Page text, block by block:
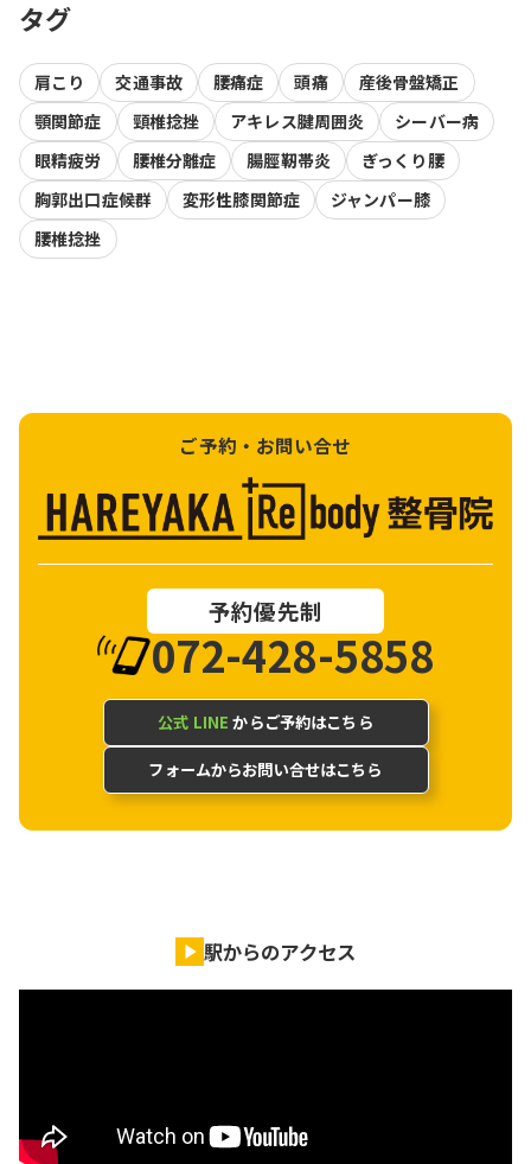
タグ
肩こり 交通事故 腰痛症 頭痛
産後骨盤矯正
顎関節症
頸椎捻挫 アキレス腱周囲炎
シーバー病
眼精疲労
腰椎分離症 腸脛靭帯炎
ぎっくり腰
胸郭出口症候群
変形性膝関節症
ジャンパー膝
腰椎捻挫
ご予約・お問い合せ
予約優先制
072-428-5858
公式 LINE からご予約はこちら
フォームからお問い合せはこちら
駅からのアクセス